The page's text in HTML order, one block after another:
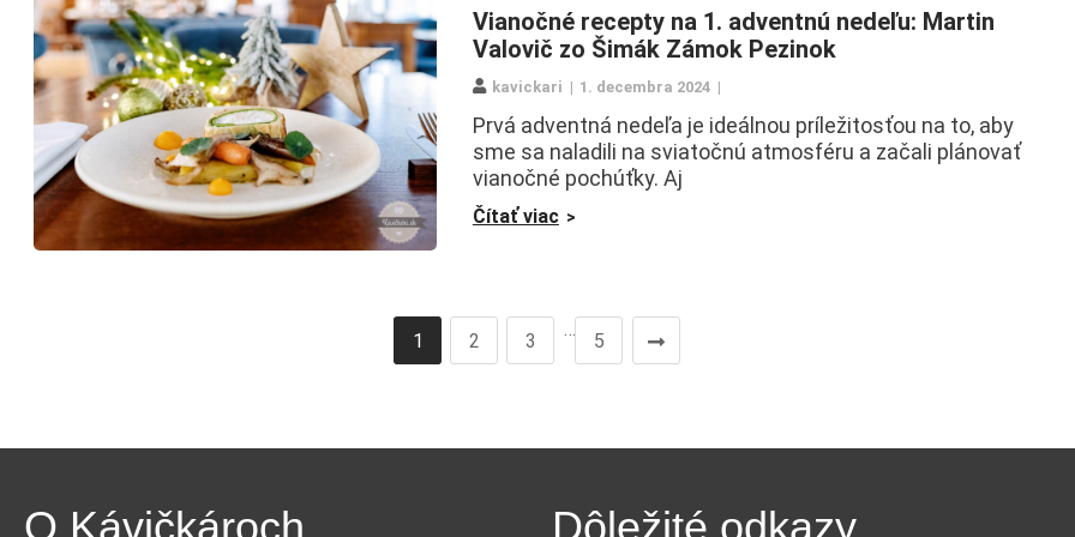
Vianočné recepty na 1. adventnú nedeľu: Martin
Valovič zo Šimák Zámok Pezinok
kavickari 1. decembra 2024
Prvá adventná nedeľa je ideálnou príležitosťou na to, aby
sme sa naladili na sviatočnú atmosféru a začali plánovať
vianočné pochúťky. Aj
Čítať viac
1 2 3
…
5
O Kávičkároch Dôležité odkazy